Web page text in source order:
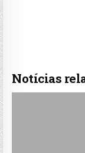
Notícias